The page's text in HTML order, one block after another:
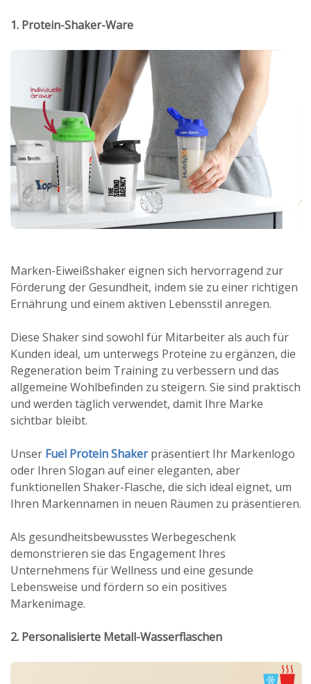
1. Protein-Shaker-Ware
Marken-Eiweißshaker eignen sich hervorragend zur
Förderung der Gesundheit, indem sie zu einer richtigen
Ernährung und einem aktiven Lebensstil anregen.
Diese Shaker sind sowohl für Mitarbeiter als auch für
Kunden ideal, um unterwegs Proteine zu ergänzen, die
Regeneration beim Training zu verbessern und das
allgemeine Wohlbefinden zu steigern. Sie sind praktisch
und werden täglich verwendet, damit Ihre Marke
sichtbar bleibt.
Unser Fuel Protein Shakerpräsentiert Ihr Markenlogo
oder Ihren Slogan auf einer eleganten, aber
funktionellen Shaker-Flasche, die sich ideal eignet, um
Ihren Markennamen in neuen Räumen zu präsentieren.
Als gesundheitsbewusstes Werbegeschenk
demonstrieren sie das Engagement Ihres
Unternehmens für Wellness und eine gesunde
Lebensweise und fördern so ein positives
Markenimage.
2. Personalisierte Metall-Wasserflaschen